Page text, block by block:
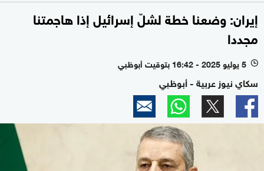
إيران: وضعنا خطة لشلّ إسرائيل إذا هاجمتنا
مجددا
l 5 يوليو 2025 - 16:42 بتوقيت أبوظبي
سكاي نيوز عربية - أبوظبي